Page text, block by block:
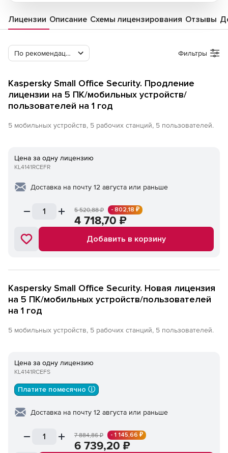
Лицензии Описание Схемы лицензирования Отзывы
По рекомендации Softline Фильтры
Kaspersky Small Office Security. Продление
лицензии на 5 ПК/мобильных устройств/
пользователей на 1 год
5 мобильных устройств, 5 рабочих станций, 5 пользователей.
Цена за одну лицензию
KL4141RCEFR
Доставка на почту 12 августа или раньше
5 520,88₽ - 802,18 ₽
4 718,70 ₽
Добавить в корзину
Kaspersky Small Office Security. Новая лицензия
на 5 ПК/мобильных устройств/пользователей
на 1 год
5 мобильных устройств, 5 рабочих станций, 5 пользователей.
Цена за одну лицензию
KL4141RCEFS
Платите помесячно ⓘ
Доставка на почту 12 августа или раньше
7 884,86₽ - 1 145,66 ₽
6 739,20 ₽